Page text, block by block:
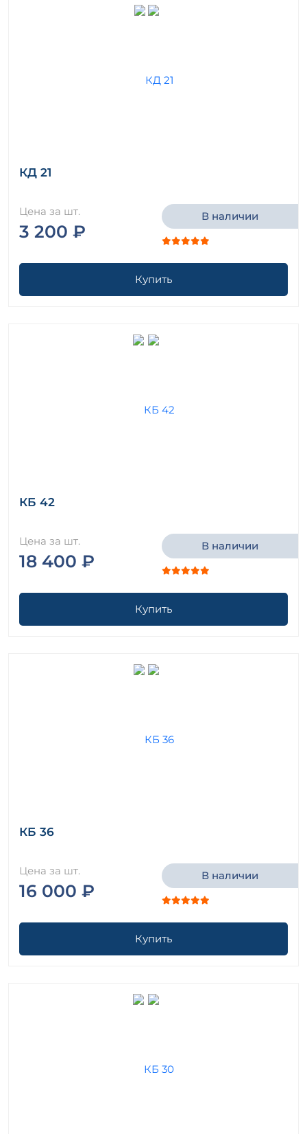
КД 21
Цена за шт.
3 200 ₽
В наличии
Купить
КБ 42
Цена за шт.
18 400 ₽
В наличии
Купить
КБ 36
Цена за шт.
16 000 ₽
В наличии
Купить